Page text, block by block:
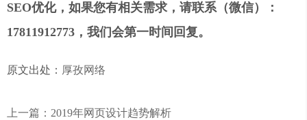
SEO优化，如果您有相关需求，请联系（微信）：
17811912773，我们会第一时间回复。
原文出处： 厚孜网络
上一篇：2019年网页设计趋势解析